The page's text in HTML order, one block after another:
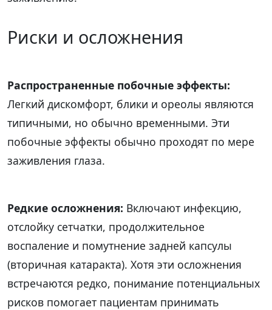
Риски и осложнения
Распространенные побочные эффекты:
Легкий дискомфорт, блики и ореолы являются
типичными, но обычно временными. Эти
побочные эффекты обычно проходят по мере
заживления глаза.
Редкие осложнения: Включают инфекцию,
отслойку сетчатки, продолжительное
воспаление и помутнение задней капсулы
(вторичная катаракта). Хотя эти осложнения
встречаются редко, понимание потенциальных
рисков помогает пациентам принимать